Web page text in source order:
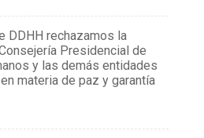
DDHH rechazamos la
Presidencial de
y las demás entidades
materia de paz y garantía